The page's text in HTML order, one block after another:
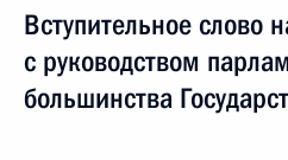
Вступительное слово
с руководством
большинства